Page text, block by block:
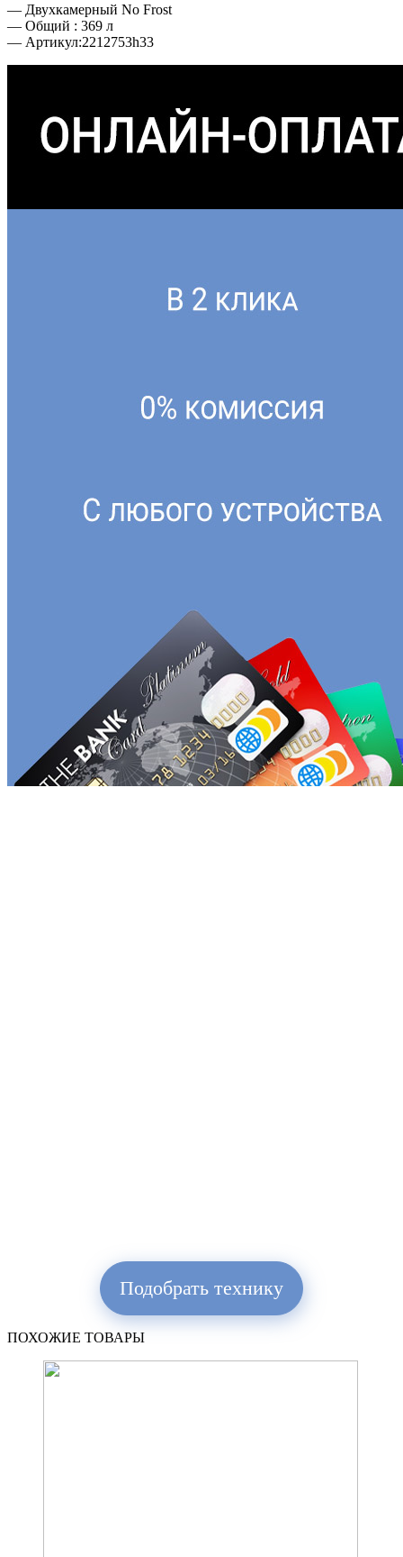
— Двухкамерный No Frost
— Общий : 369 л
— Артикул:2212753h33
Подобрать технику
ПОХОЖИЕ ТОВАРЫ